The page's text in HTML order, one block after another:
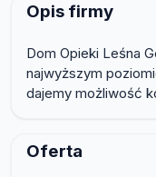
Opis firmy
Dom Opieki Leśna
najwyższym
dajemy możliwość
Oferta